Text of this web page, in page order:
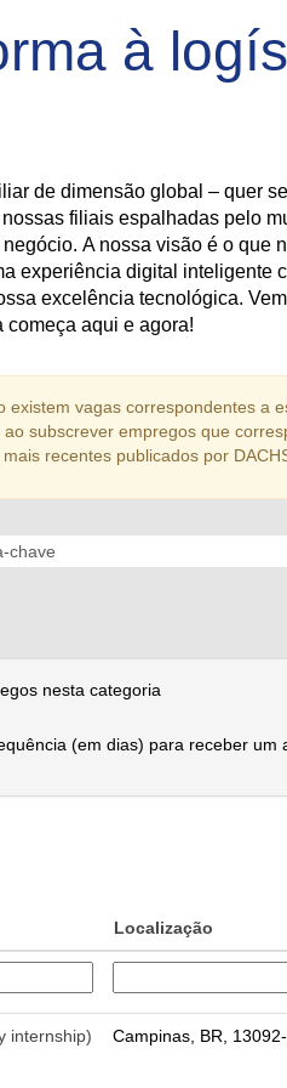
à
de dimensão global – quer
filiais espalhadas pelo
A nossa visão é o
experiência digital inteligente
excelência tecnológica.
começa aqui e agora!
existem vagas correspondentes a
subscrever empregos que
recentes publicados por
nesta categoria
(em dias) para receber um
Localização
internship) Campinas, BR,